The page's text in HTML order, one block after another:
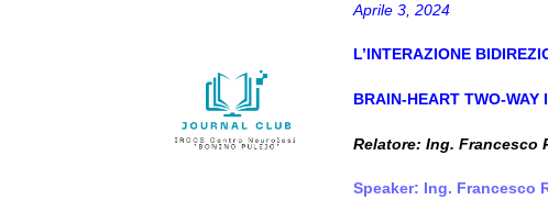
Aprile 3, 2024
L’INTERAZIONE
BRAIN-HEART TWO-WAY
Relatore: Ing. Francesco
Speaker: Ing. Francesco